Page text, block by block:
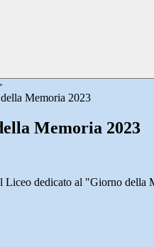
Memoria 2023
Memoria 2023
Liceo dedicato al "Giorno della